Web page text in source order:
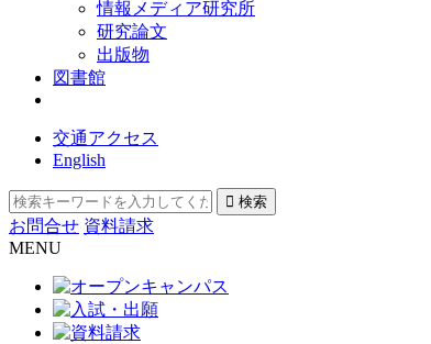
情報メディア研究所
研究論文
出版物
図書館
交通アクセス
English
お問合せ 資料請求
MENU